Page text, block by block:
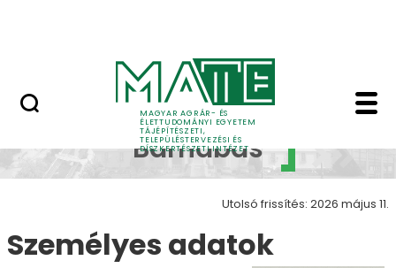
MAGYAR AGRÁR- ÉS
ÉLETTUDOMÁNYI EGYETEM
TÁJÉPÍTÉSZETI,
TELEPÜLÉSTERVEZÉSI ÉS
DÍSZKERTÉSZETI INTÉZET
Tóth Barnabás -
Tóth
Barnabás
Utolsó frissítés: 2026 május 11.
Személyes adatok